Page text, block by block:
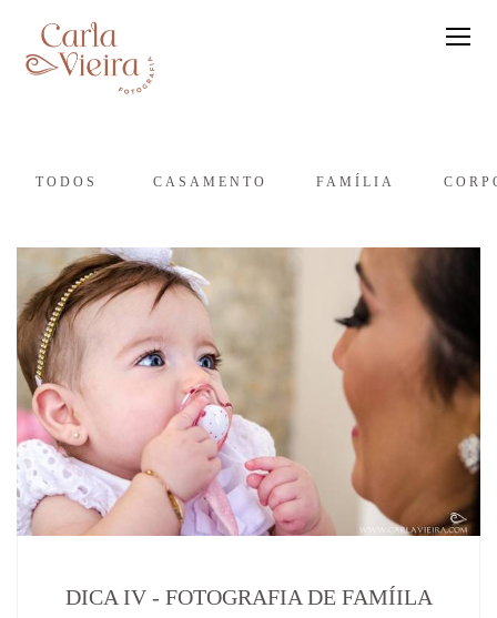
TODOS CASAMENTO FAMÍLIA
DICA IV - FOTOGRAFIA DE FAMÍILA